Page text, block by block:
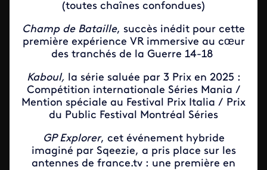
(toutes chaînes confondues)
Champ de Bataille, succès inédit pour cette
première expérience VR immersive au cœur
des tranchés de la Guerre 14-18
Kaboul, la série saluée par 3 Prix en 2025 :
Compétition internationale Séries Mania /
Mention spéciale au Festival Prix Italia / Prix
du Public Festival Montréal Séries
GP Explorer, cet événement hybride
imaginé par Sqeezie, a pris place sur les
antennes de france.tv : une première en